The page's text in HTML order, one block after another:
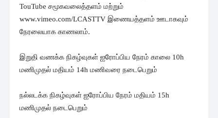
TouTube சமூகவலைத்தளம் மற்றும்
www.vimeo.com/LCASTTV இணையத்தளம் ஊடாகவும்
நேரலையாக காணலாம்.
இறுதி வணக்க நிகழ்வுகள் ஐரோப்பிய நேரம் காலை 10h
மணிமுதல் மதியம் 14h மணிவரை நடைபெறும்
நல்லடக்க நிகழ்வுகள் ஐரோப்பிய நேரம் மதியம் 15h
மணிமுதல் நடைபெறும்